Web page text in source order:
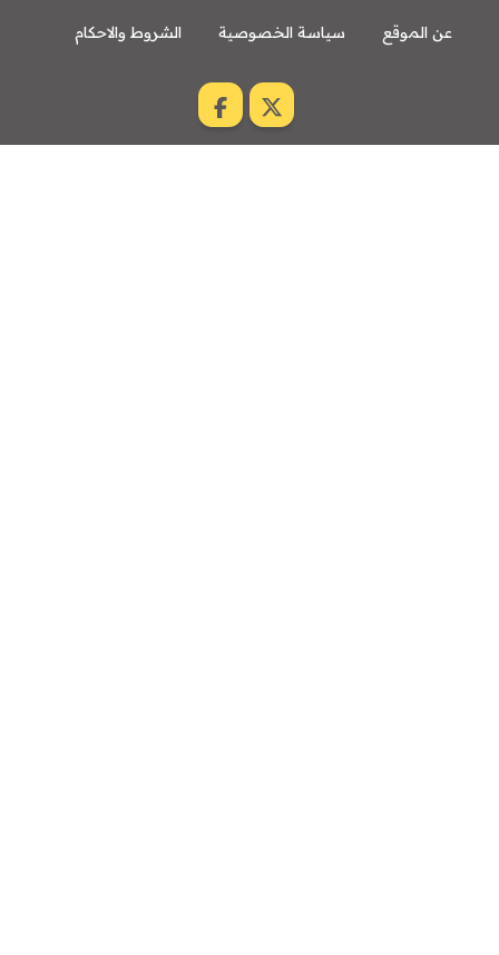
عن الموقع سياسة الخصوصية الشروط والاحكام